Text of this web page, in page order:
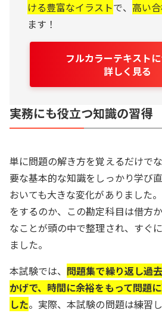
ける豊富なイラストで、 高い
ます！
フルカラーテキスト
詳しく見る
実務にも役立つ知識の習得
単に問題の解き方を覚えるだけで
要な基本的な知識をしっかり学び
おいても大きな変化がありました
をするのか、この勘定科目は借方
なことが頭の中で整理され、すぐ
ました。
本試験では、 問題集で繰り返し過
かげで、時間に余裕をもって問題
した。実際、本試験の問題は練習